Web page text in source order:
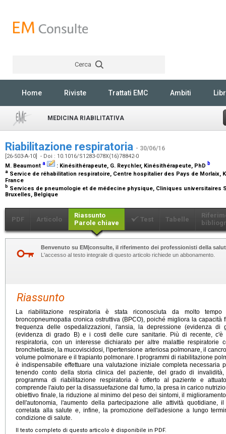
Cerca
Home Riviste Trattati EMC Ambiti
MEDICINA RIABILITATIVA
Riabilitazione respiratoria - 30/06/16
[26-503-A-10] - Doi : 10.1016/S1283-078X(16)78842-0
M. Beaumont a : Kinésithérapeute, G. Reychler, Kinésithérapeute, PhD b
a Service de réhabilitation respiratoire, Centre hospitalier des Pays de Morlaix,
France
b Services de pneumologie et de médecine physique, Cliniques universitaires
Bruxelles, Belgique
PDF Articolo
Riassunto
Parole chiave
Test Tabelle
Benvenuto su EM|consulte, il riferimento dei professionisti della
L'accesso al testo integrale di questo articolo richiede un abbonamento.
Riassunto
La riabilitazione respiratoria è stata riconosciuta da molto
broncopneumopatia cronica ostruttiva (BPCO), poiché migliora la
frequenza delle ospedalizzazioni, l'ansia, la depressione (evidenza
(evidenza di grado B) e i costi delle cure sanitarie. Più di recente, c'è
respiratoria, con un interesse dichiarato per altre malattie respiratorie
bronchiettasie, la mucoviscidosi, l'ipertensione arteriosa polmonare, il
volume polmonare e il trapianto polmonare. I programmi di riabilitazione
è indispensabile effettuare una valutazione iniziale completa necessaria
tenendo conto della storia clinica del paziente, del grado di
programma di riabilitazione respiratoria è offerto al paziente e
comprende l'aiuto per la disassuefazione dal fumo, la presa in carico
obiettivo finale, la riduzione al minimo del peso dei sintomi, il
dell'autonomia, l'aumento della partecipazione alle attività quotidiane,
correlata alla salute e, infine, la promozione dell'adesione a lungo
condizione di salute.
Il testo completo di questo articolo è disponibile in PDF.